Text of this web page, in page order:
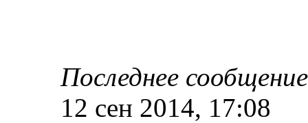
Последнее
12 сен 2014, 17:08